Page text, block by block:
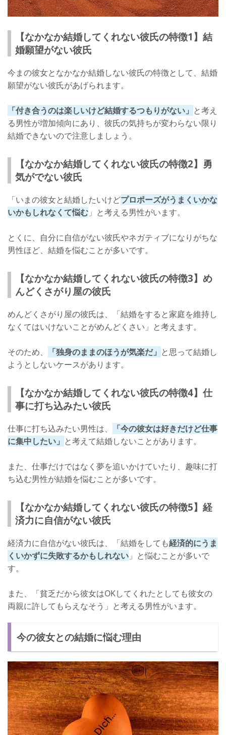
【なかなか結婚してくれない彼氏の特徴1】結
婚願望がない彼氏
今まの彼女となかなか結婚しない彼氏の特徴として、結婚
願望がない彼氏があげられます。
「付き合うのは楽しいけど結婚するつもりがない」 と考え
る男性が増加傾向にあり、彼氏の気持ちが変わらない限り
結婚できないので注意しましょう。
【なかなか結婚してくれない彼氏の特徴2】勇
気がでない彼氏
「いまの彼女と結婚したいけどプロポーズがうまくいかな
いかもしれなくて悩む 」と考える男性がいます。
とくに、自分に自信がない彼氏やネガティブになりがちな
男性ほど、結婚を悩むことが多いです。
【なかなか結婚してくれない彼氏の特徴3】め
んどくさがり屋の彼氏
めんどくさがり屋の彼氏は、「結婚をすると家庭を維持し
なくてはいけないことがめんどくさい」と考えます。
そのため、 「独身のままのほうが気楽だ」 と思って結婚し
ようとしないケースがあります。
【なかなか結婚してくれない彼氏の特徴4】仕
事に打ち込みたい彼氏
仕事に打ち込みたい男性は、
「今の彼女は好きだけど仕事
に集中したい」 と考えて結婚しないことがあります。
また、仕事だけではなく夢を追いかけていたり、趣味に打
ち込む男性が結婚を悩むことが多いです。
【なかなか結婚してくれない彼氏の特徴5】経
済力に自信がない彼氏
経済力に自信がない彼氏は、「結婚をしても経済的にうま
くいかずに失敗するかもしれない 」と悩むことが多いで
す。
また、「貧乏だから彼女はOKしてくれたとしても彼女の
両親に許してもらえなそう」と考える男性がいます。
今の彼女との結婚に悩む理由